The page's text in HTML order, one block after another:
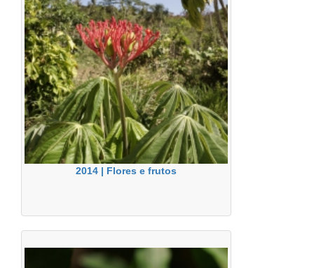
2014 | Flores e frutos